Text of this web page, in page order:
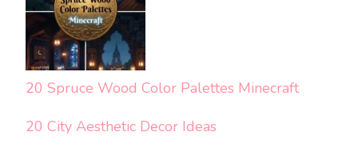
20 Spruce Wood Color Palettes Minecraft
20 City Aesthetic Decor Ideas